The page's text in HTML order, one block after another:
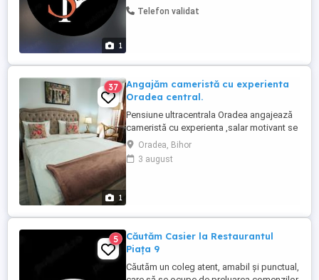
1
potrivesc. Plată săptămânală.
Telefon validat
1
37
Angajăm cameristă cu experienta
Oradea central.
Pensiune ultracentrala Oradea angajează
cameristă cu experienta ,salar motivant se
lucreaza 8 ore in 2 schimburi. Relatii
Oradea, Bihor
3 august
5
Căutăm Casier la Restaurantul
Piața 9
Căutăm un coleg atent, amabil și punctual,